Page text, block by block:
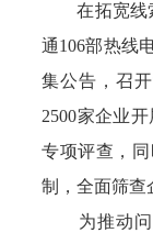
在拓宽线索
通106部热线
集公告，召
2500家企业
专项评查，
制，全面筛查
为推动问